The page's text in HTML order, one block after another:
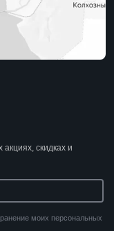
скидках и
моих персональных